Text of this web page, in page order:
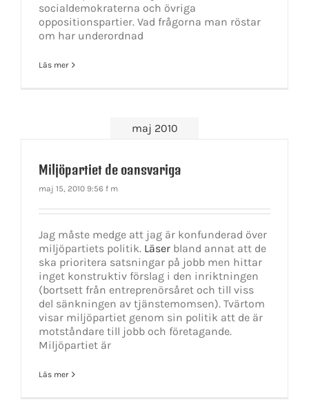
socialdemokraterna och övriga
oppositionspartier. Vad frågorna man röstar
om har underordnad
Läs mer
maj 2010
Miljöpartiet de oansvariga
maj 15, 2010 9:56 f m
Jag måste medge att jag är konfunderad över
miljöpartiets politik. Läser bland annat att de
ska prioritera satsningar på jobb men hittar
inget konstruktiv förslag i den inriktningen
(bortsett från entreprenörsåret och till viss
del sänkningen av tjänstemomsen). Tvärtom
visar miljöpartiet genom sin politik att de är
motståndare till jobb och företagande.
Miljöpartiet är
Läs mer